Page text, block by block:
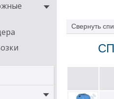
Свернуть